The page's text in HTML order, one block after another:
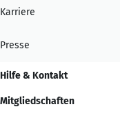
Karriere
Presse
Hilfe & Kontakt
Mitgliedschaften